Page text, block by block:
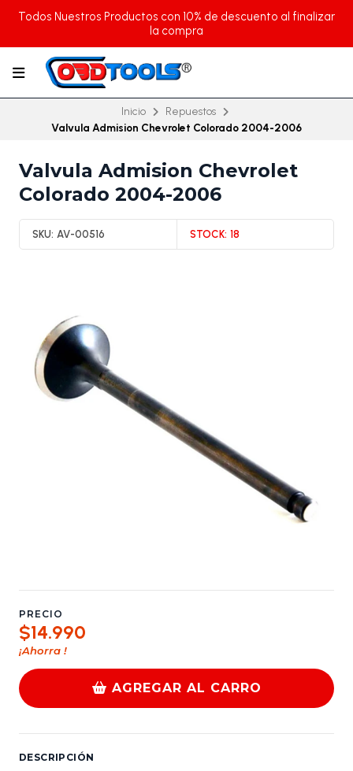
Todos Nuestros Productos con 10% de descuento al finalizar
la compra
Inicio
Repuestos
Valvula Admision Chevrolet Colorado 2004-2006
Valvula Admision Chevrolet
Colorado 2004-2006
SKU: AV-00516 STOCK: 18
PRECIO
$14.990
¡Ahorra !
AGREGAR AL CARRO
DESCRIPCIÓN